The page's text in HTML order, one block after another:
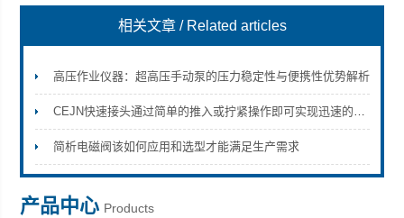
上海康驿实业有限公司
相关文章 / Related articles
高压作业仪器：超高压手动泵的压力稳定性与便携性优势解析
CEJN快速接头通过简单的推入或拧紧操作即可实现迅速的连接和断开
简析电磁阀该如何应用和选型才能满足生产需求
产品中心 Products